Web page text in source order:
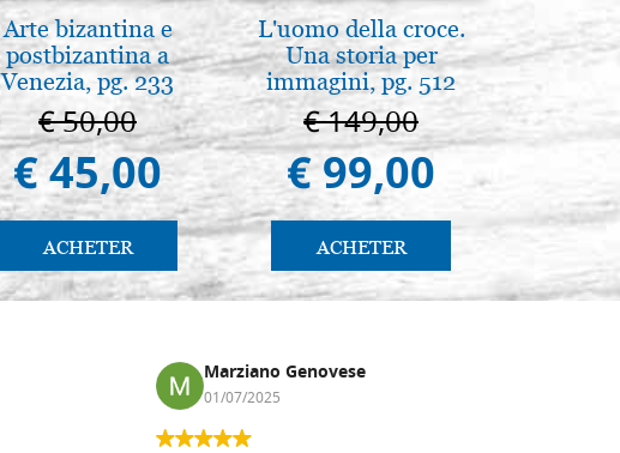
Arte bizantina e
postbizantina a
Venezia, pg. 233
€ 50,00
€ 45,00
ACHETER
L'uomo della croce.
Una storia per
immagini, pg. 512
€ 149,00
€ 99,00
ACHETER
€
Marziano Genovese
01/07/2025